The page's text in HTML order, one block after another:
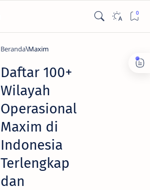
Beranda Maxim
Daftar 100+
Wilayah
Operasional
Maxim di
Indonesia
Terlengkap
dan